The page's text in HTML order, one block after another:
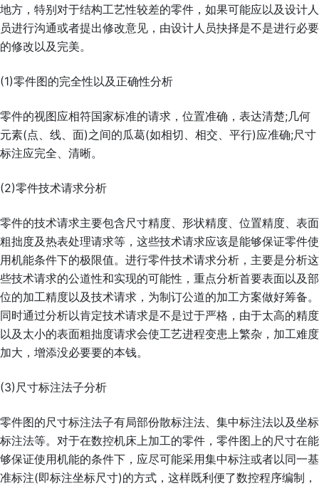
地方，特别对于结构工艺性较差的零件，如果可能应以及设计人
员进行沟通或者提出修改意见，由设计人员抉择是不是进行必要
的修改以及完美。
(1)零件图的完全性以及正确性分析
零件的视图应相符国家标准的请求，位置准确，表达清楚;几何
元素(点、线、面)之间的瓜葛(如相切、相交、平行)应准确;尺寸
标注应完全、清晰。
(2)零件技术请求分析
零件的技术请求主要包含尺寸精度、形状精度、位置精度、表面
粗拙度及热表处理请求等，这些技术请求应该是能够保证零件使
用机能条件下的极限值。进行零件技术请求分析，主要是分析这
些技术请求的公道性和实现的可能性，重点分析首要表面以及部
位的加工精度以及技术请求，为制订公道的加工方案做好筹备。
同时通过分析以肯定技术请求是不是过于严格，由于太高的精度
以及太小的表面粗拙度请求会使工艺进程变患上繁杂，加工难度
加大，增添没必要要的本钱。
(3)尺寸标注法子分析
零件图的尺寸标注法子有局部份散标注法、集中标注法以及坐标
标注法等。对于在数控机床上加工的零件，零件图上的尺寸在能
够保证使用机能的条件下，应尽可能采用集中标注或者以同一基
准标注(即标注坐标尺寸)的方式，这样既利便了数控程序编制，